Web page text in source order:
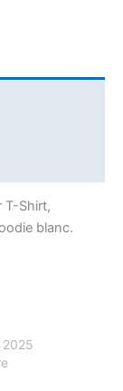
T-Shirt,
blanc.